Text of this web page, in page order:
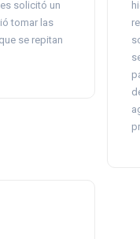
solicitó un
tomar las
se repitan